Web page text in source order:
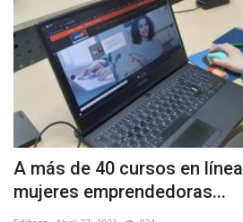
A más de 40 cursos en
mujeres emprendedoras...